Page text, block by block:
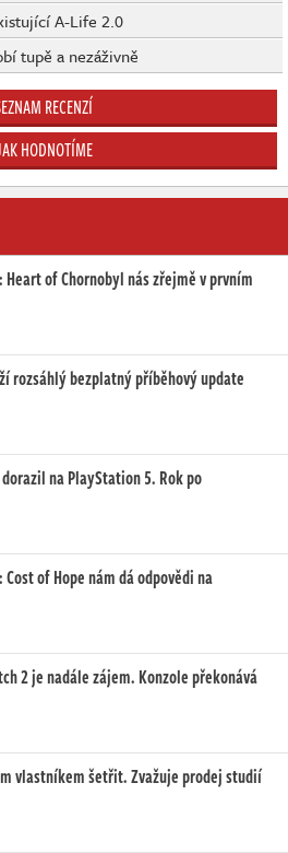
A-Life 2.0
tupě a nezáživně
RECENZÍ
HODNOTÍME
Heart of Chornobyl nás zřejmě v prvním
rozsáhlý bezplatný příběhový update
dorazil na PlayStation 5. Rok po
Cost of Hope nám dá odpovědi na
2 je nadále zájem. Konzole překonává
vlastníkem šetřit. Zvažuje prodej studií